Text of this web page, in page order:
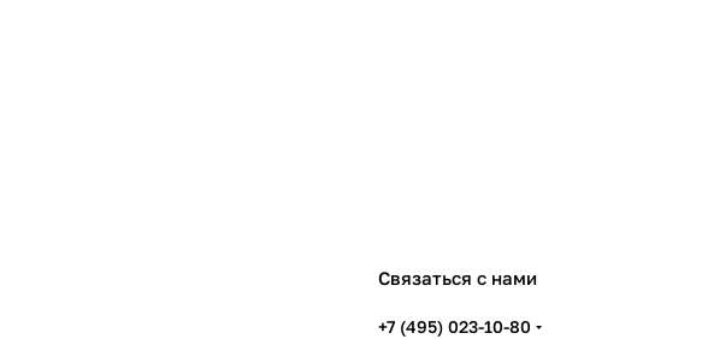
Связаться с нами
+7 (495) 023-10-80